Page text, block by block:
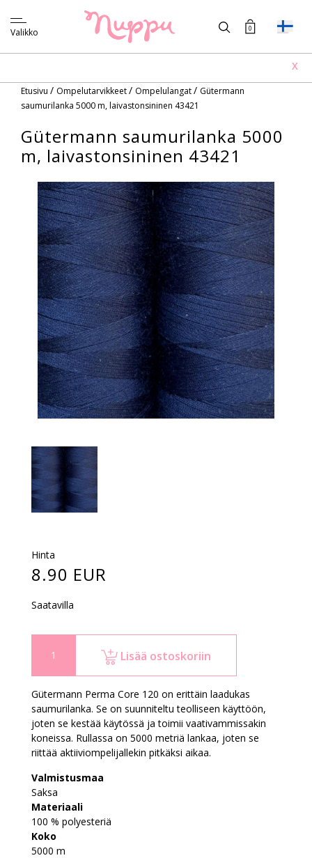
Valikko 0
X
Etusivu / Ompelutarvikkeet/ Ompelulangat/ Gütermann
saumurilanka 5000 m, laivastonsininen 43421
Gütermann saumurilanka 5000
m, laivastonsininen 43421
Hinta
8.90 EUR
Saatavilla
Lisää ostoskoriin
Gütermann Perma Core 120 on erittäin laadukas
saumurilanka. Se on suunniteltu teolliseen käyttöön,
joten se kestää käytössä ja toimii vaativammissakin
koneissa. Rullassa on 5000 metriä lankaa, joten se
riittää aktiiviompelijallekin pitkäksi aikaa.
Valmistusmaa
Saksa
Materiaali
100 % polyesteriä
Koko
5000 m